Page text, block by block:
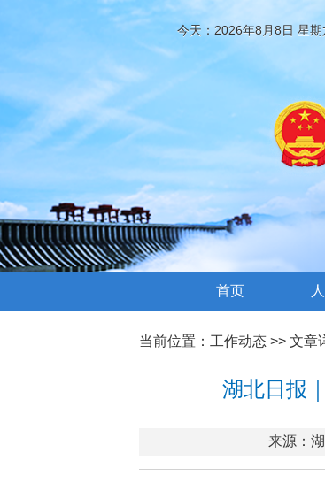
今天：2026年8月8日 星期
首页
当前位置： 工作动态 >> 文章
湖北日报
来源：